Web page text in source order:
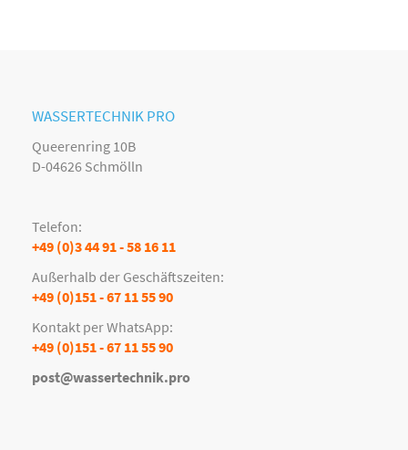
WASSERTECHNIK PRO
Queerenring 10B
D-04626 Schmölln
Telefon:
+49 (0)3 44 91 - 58 16 11
Außerhalb der Geschäftszeiten:
+49 (0)151 - 67 11 55 90
Kontakt per WhatsApp:
+49 (0)151 - 67 11 55 90
post@wassertechnik.pro